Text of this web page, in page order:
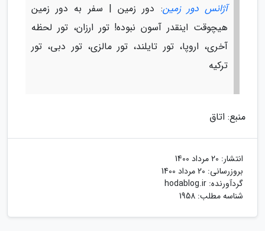
آژانس دور زمین: دور زمین | سفر به دور زمین
هیچوقت اینقدر آسون نبوده! تور ارزان، تور لحظه
آخری، اروپا، تور تایلند، تور مالزی، تور دبی، تور
ترکیه
منبع: اتاق
انتشار: 20 مرداد 1400
بروزرسانی: 20 مرداد 1400
گردآورنده: hodablog.ir
شناسه مطلب: 1958